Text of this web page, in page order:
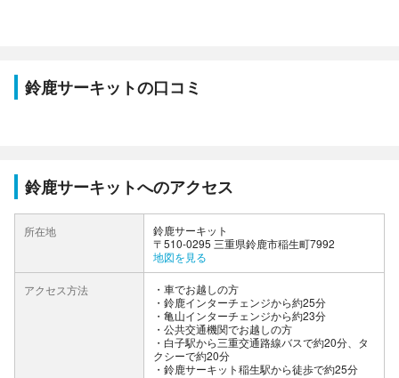
鈴鹿サーキットの口コミ
鈴鹿サーキットへのアクセス
所在地
鈴鹿サーキット
〒510-0295 三重県鈴鹿市稲生町7992
地図を見る
アクセス方法
車でお越しの方
・鈴鹿インターチェンジから約25分
・亀山インターチェンジから約23分
公共交通機関でお越しの方
・白子駅から三重交通路線バスで約20分、タ
クシーで約20分
・鈴鹿サーキット稲生駅から徒歩で約25分